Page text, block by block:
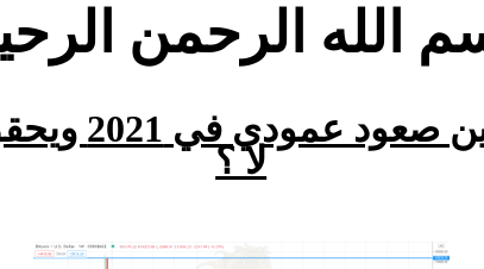
الله الرحمن
هل يشهد
لا ؟